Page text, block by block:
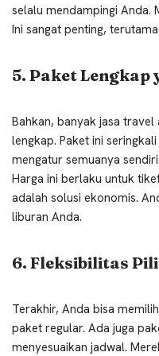
selalu mendampingi Anda.
Ini sangat penting,
5. Paket Lengkap
Bahkan, banyak jasa
lengkap. Paket ini
mengatur semuanya
Harga ini berlaku untuk
adalah solusi ekonomis.
liburan Anda.
6. Fleksibilitas
Terakhir, Anda bisa
paket regular. Ada juga
menyesuaikan jadwal.